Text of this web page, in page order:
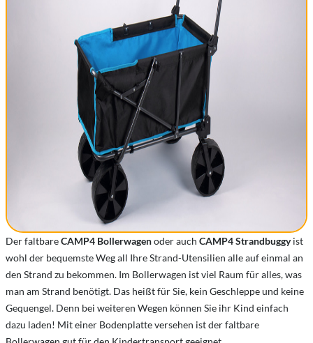
Der faltbareCAMP4 Bollerwagenoder auch CAMP4 Strandbuggyist
wohl der bequemste Weg all Ihre Strand-Utensilien alle auf einmal an
den Strand zu bekommen. Im Bollerwagen ist viel Raum für alles, was
man am Strand benötigt. Das heißt für Sie, kein Geschleppe und keine
Gequengel. Denn bei weiteren Wegen können Sie ihr Kind einfach
dazu laden! Mit einer Bodenplatte versehen ist der faltbare